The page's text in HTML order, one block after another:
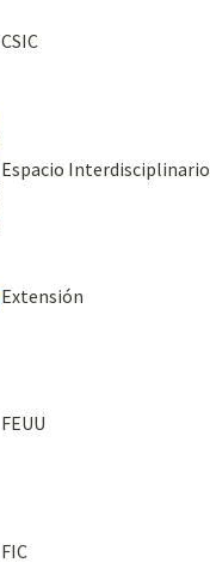
CSIC
Espacio Interdisciplinario
Extensión
FEUU
FIC